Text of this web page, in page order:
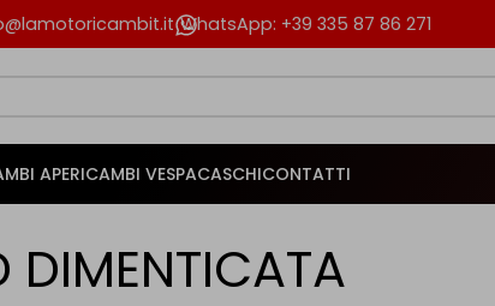
WhatsApp: +39 335 87 86 271
APERICAMBI VESPACASCHICONTATTI
DIMENTICATA